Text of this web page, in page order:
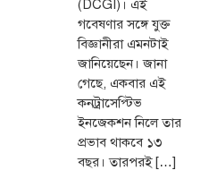
(DCGI)। এই
গবেষণার সঙ্গে যুক্ত
বিজ্ঞানীরা এমনটাই
জানিয়েছেন। জানা
গেছে, একবার এই
কনট্রাসেপ্টিভ
ইনজেকশন নিলে তার
প্রভাব থাকবে ১৩
বছর। তারপরই […]